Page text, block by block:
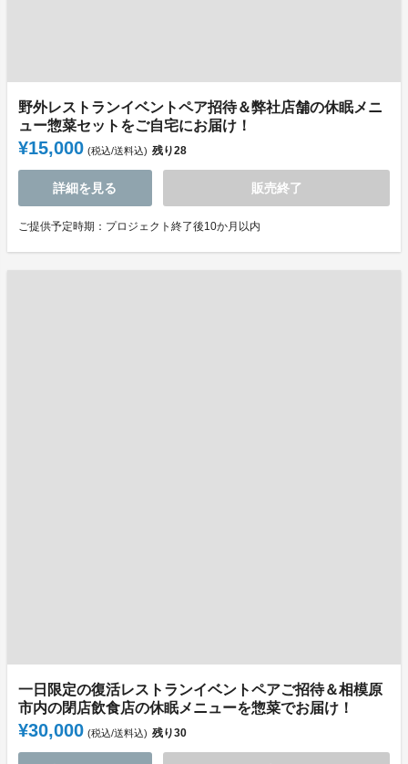
野外レストランイベントペア招待＆弊社店舗の休眠メニ
ュー惣菜セットをご自宅にお届け！
¥15,000 (税込/送料込) 残り28
詳細を見る 販売終了
ご提供予定時期：プロジェクト終了後10か月以内
一日限定の復活レストランイベントペアご招待＆相模原
市内の閉店飲食店の休眠メニューを惣菜でお届け！
¥30,000 (税込/送料込) 残り30